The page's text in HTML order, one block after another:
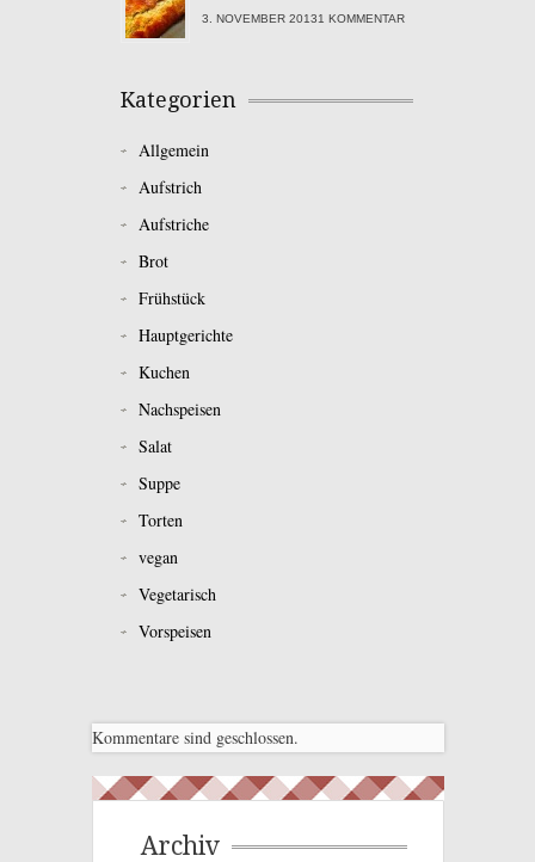
3. NOVEMBER 20131 KOMMENTAR
Kategorien
Allgemein
Aufstrich
Aufstriche
Brot
Frühstück
Hauptgerichte
Kuchen
Nachspeisen
Salat
Suppe
Torten
vegan
Vegetarisch
Vorspeisen
Kommentare sind geschlossen.
Archiv